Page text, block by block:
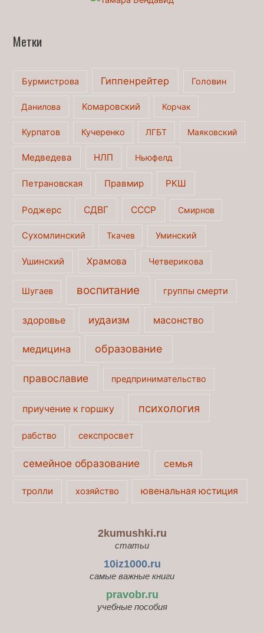
Метки
Бурмистрова Гиппенрейтер Головин
Данилова Комаровский Корчак
Курпатов Кучеренко ЛГБТ Маяковский
Медведева НЛП Ньюфелд
Петрановская Правмир РКШ
Роджерс СДВГ СССР Смирнов
Сухомлинский Ткачев Уминский
Ушинский Храмова Четверикова
Шугаев воспитание группы смерти
здоровье иудаизм масонство
медицина образование
православие предпринимательство
приучение к горшку психология
рабство секспросвет
семейное образование семья
тролли хозяйство ювенальная юстиция
2kumushki.ru
статьи
10iz1000.ru
самые важные книги
pravobr.ru
учебные пособия